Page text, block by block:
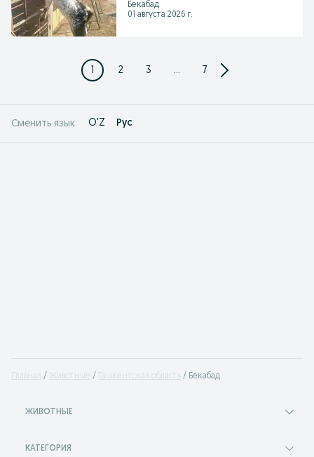
Бекабад
01 августа 2026 г.
1 2 3 ... 7
Сменить язык: O'Z Рус
Главная Животные Ташкентская область Бекабад
ЖИВОТНЫЕ
КАТЕГОРИЯ